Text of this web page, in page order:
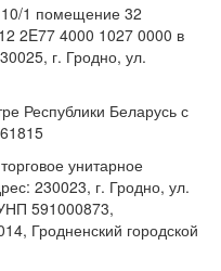
10/1 помещение 32
2E77 4000 1027 0000 в
г. Гродно, ул.
Республики Беларусь с
унитарное
230023, г. Гродно, ул.
591000873,
Гродненский городской